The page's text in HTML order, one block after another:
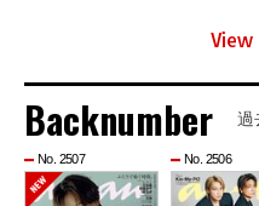
Backnumber 過
No. 2507 No. 2506